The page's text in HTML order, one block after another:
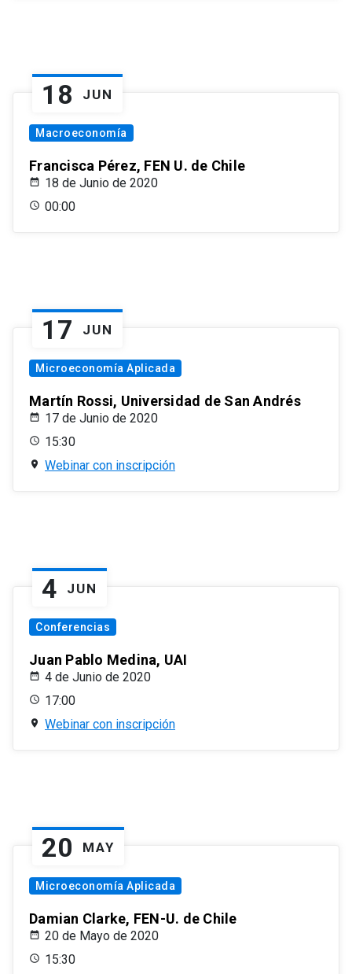
18 JUN
Macroeconomía
Francisca Pérez, FEN U. de Chile
18 de Junio de 2020
00:00
17 JUN
Microeconomía Aplicada
Martín Rossi, Universidad de San Andrés
17 de Junio de 2020
15:30
Webinar con inscripción
4 JUN
Conferencias
Juan Pablo Medina, UAI
4 de Junio de 2020
17:00
Webinar con inscripción
20 MAY
Microeconomía Aplicada
Damian Clarke, FEN-U. de Chile
20 de Mayo de 2020
15:30